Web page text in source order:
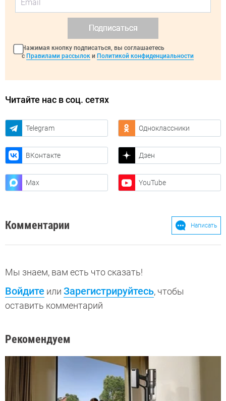
Подписаться
Нажимая кнопку подписаться, вы соглашаетесь
с Правилами рассылок и Политикой конфиденциальности
Читайте нас в соц. сетях
Telegram Одноклассники
ВКонтакте Дзен
Max YouTube
Комментарии Написать
Мы знаем, вам есть что сказать!
Войдите или Зарегистрируйтесь, чтобы
оставить комментарий
Рекомендуем